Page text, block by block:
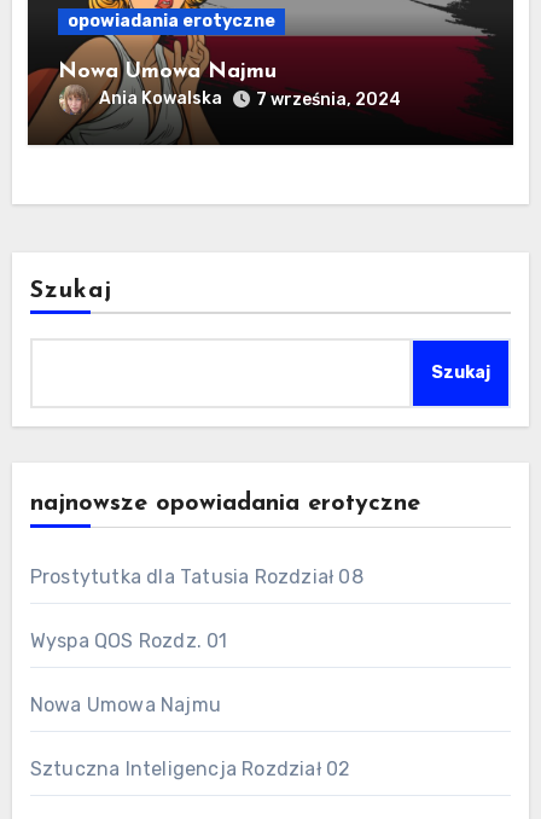
opowiadania erotyczne
Nowa Umowa Najmu
Ania Kowalska 7 września, 2024
Szukaj
Szukaj
najnowsze opowiadania erotyczne
Prostytutka dla Tatusia Rozdział 08
Wyspa QOS Rozdz. 01
Nowa Umowa Najmu
Sztuczna Inteligencja Rozdział 02